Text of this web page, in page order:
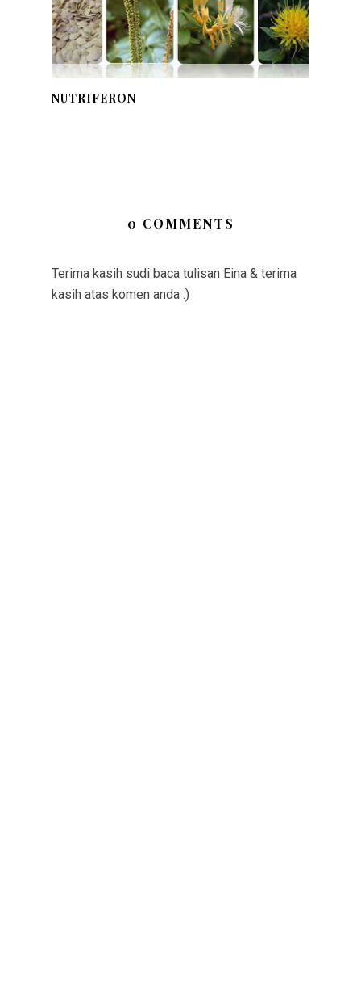
NUTRIFERON
0 COMMENTS
Terima kasih sudi baca tulisan Eina & terima
kasih atas komen anda :)